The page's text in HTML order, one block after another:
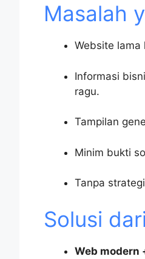
Masalah
Website
Informasi
ragu.
Tampilan
Minim bukti
Tanpa
Solusi
Web modern